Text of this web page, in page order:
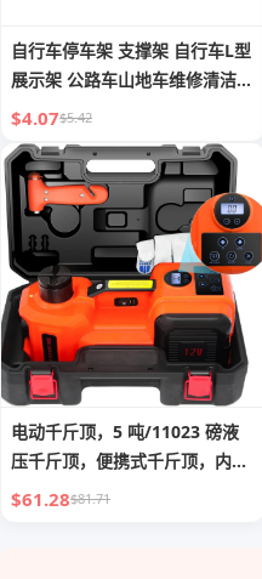
自行车停车架 支撑架 自行车L型
展示架 公路车山地车维修清洁架
变速
$4.07$5.42
电动千斤顶，5 吨/11023 磅液
压千斤顶，便携式千斤顶，内置
充气泵和 LED 灯，适用于 SUV
$61.28$81.71